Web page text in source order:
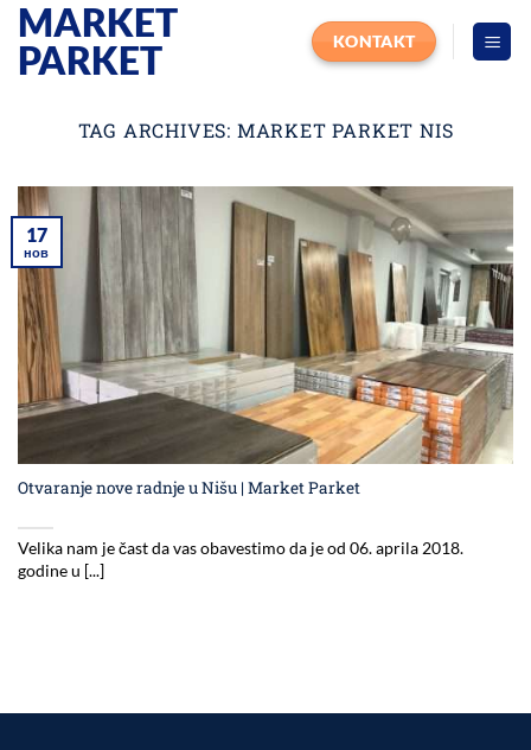
Прескочи
садржај
MARKET
PARKET
KONTAKT
TAG ARCHIVES: MARKET PARKET NIS
Otvaranje nove radnje u Nišu | Market Parket
Velika nam je čast da vas obavestimo da je od 06. aprila 2018.
godine u [...]
17
нов